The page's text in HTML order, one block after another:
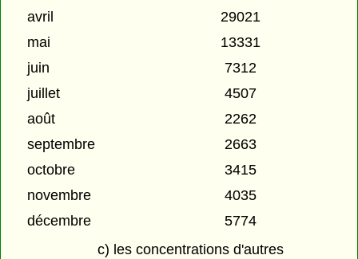
avril
29021
mai
13331
juin
7312
juillet
4507
août
2262
septembre
2663
octobre
3415
novembre
4035
décembre
5774
c) les concentrations d'autres